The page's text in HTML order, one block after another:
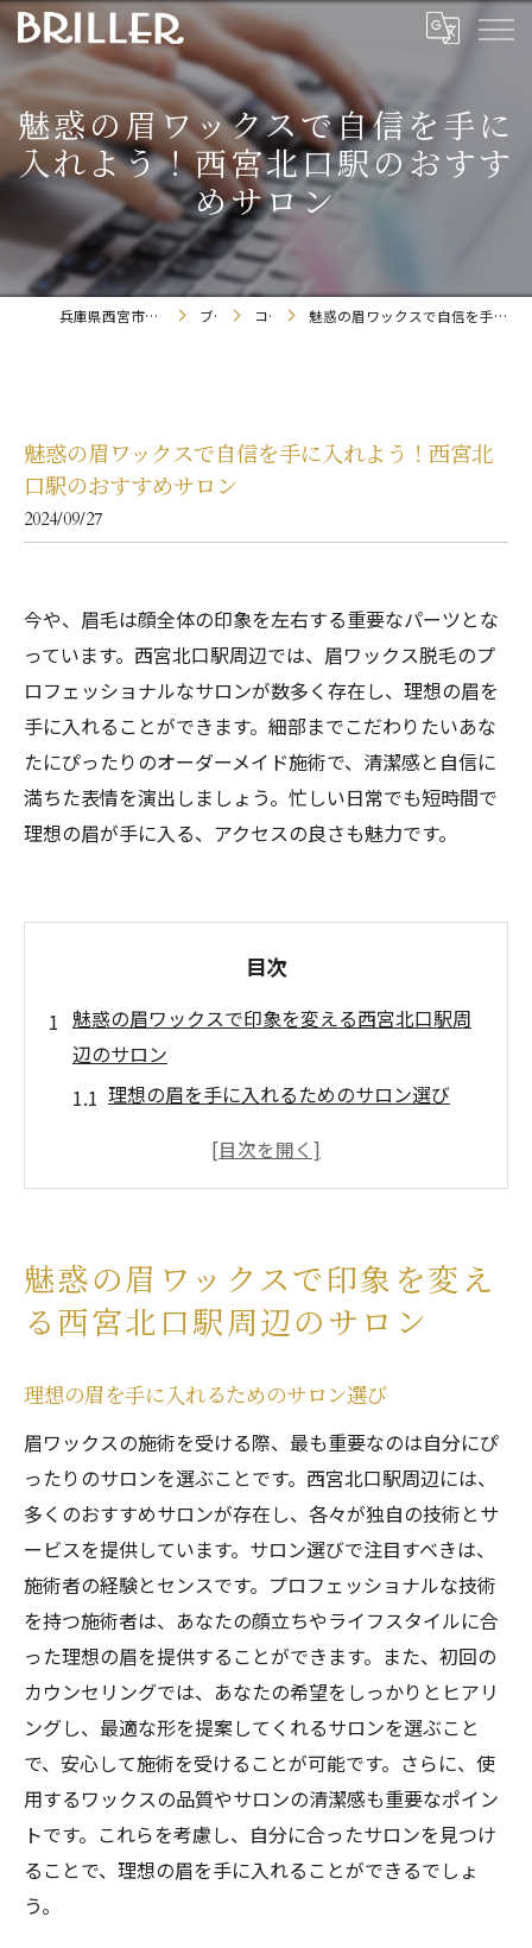
魅惑の眉ワックスで自信を手に
入れよう！西宮北口駅のおすす
めサロン
兵庫県西宮市のまつエクならBRILLER ブログ コラム 魅惑の眉ワックスで自信を手に入れよう！西宮北口駅のおすすめサロン
魅惑の眉ワックスで自信を手に入れよう！西宮北
口駅のおすすめサロン
2024/09/27
今や、眉毛は顔全体の印象を左右する重要なパーツとな
っています。西宮北口駅周辺では、眉ワックス脱毛のプ
ロフェッショナルなサロンが数多く存在し、理想の眉を
手に入れることができます。細部までこだわりたいあな
たにぴったりのオーダーメイド施術で、清潔感と自信に
満ちた表情を演出しましょう。忙しい日常でも短時間で
理想の眉が手に入る、アクセスの良さも魅力です。
目次
魅惑の眉ワックスで印象を変える西宮北口駅周
辺のサロン
理想の眉を手に入れるためのサロン選び
技術とセンスが光る西宮北口のプロフェッ
ショナルたち
サロン体験で自分磨きをスタート
西宮北口駅から徒歩圏内の便利なアクセス
駅のおすすめ
自分に合ったスタイルを見つける
プロの技術で自然な仕上がりを
施術後のアフターケアで長持ち効果
信頼の技術者たちが提供する安心の施術
眉ワックスのメリットを最大限に活用
予約のしやすい便利なサロン情報
西宮北口駅で理想の眉を実現短時間で叶う眉ワ
ックスの魅力
忙しい人にぴったりの短時間施術
駅近でアクセス抜群！通いやすい立地
即日予約も可能なサロン
プロのカウンセリングで理想の眉をデザイ
魅惑の眉ワックスで印象を変え
る西宮北口駅周辺のサロン
理想の眉を手に入れるためのサロン選び
眉ワックスの施術を受ける際、最も重要なのは自分にぴ
ったりのサロンを選ぶことです。西宮北口駅周辺には、
多くのおすすめサロンが存在し、各々が独自の技術とサ
ービスを提供しています。サロン選びで注目すべきは、
施術者の経験とセンスです。プロフェッショナルな技術
を持つ施術者は、あなたの顔立ちやライフスタイルに合
った理想の眉を提供することができます。また、初回の
カウンセリングでは、あなたの希望をしっかりとヒアリ
ングし、最適な形を提案してくれるサロンを選ぶこと
で、安心して施術を受けることが可能です。さらに、使
用するワックスの品質やサロンの清潔感も重要なポイン
トです。これらを考慮し、自分に合ったサロンを見つけ
ることで、理想の眉を手に入れることができるでしょ
う。